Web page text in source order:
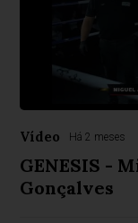
Vídeo Há 2 meses
GENESIS -
Gonçalves